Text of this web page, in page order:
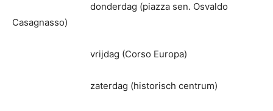
donderdag (piazza sen. Osvaldo
Casagnasso)
vrijdag (Corso Europa)
zaterdag (historisch centrum)